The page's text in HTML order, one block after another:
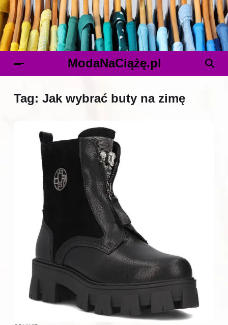
ModaNaCiążę.pl
Tag: Jak wybrać buty na zimę